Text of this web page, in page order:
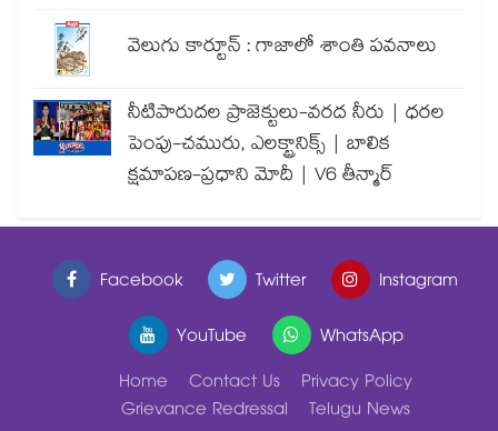
వెలుగు కార్టూన్ : గాజాలో శాంతి పవనాలు
నీటిపారుదల ప్రాజెక్టులు-వరద నీరు | ధరల
పెంపు-చమురు, ఎలక్ట్రానిక్స్ | బాలిక
క్షమాపణ-ప్రధాని మోదీ | V6 తీన్మార్
Facebook Twitter
Instagram
YouTube
WhatsApp
Home
Contact Us
Privacy Policy
Grievance Redressal
Telugu News